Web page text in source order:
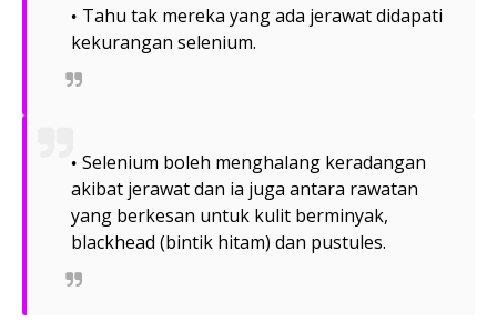
Tahu tak mereka yang ada jerawat didapati
kekurangan selenium.
Selenium boleh menghalang keradangan
akibat jerawat dan ia juga antara rawatan
yang berkesan untuk kulit berminyak,
blackhead (bintik hitam) dan pustules.